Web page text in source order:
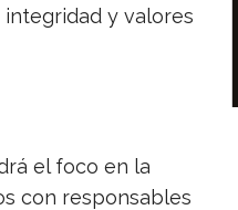
y valores
el foco en la
con responsables